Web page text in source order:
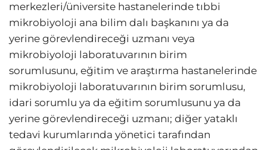
merkezleri/üniversite hastanelerinde tıbbi
mikrobiyoloji ana bilim dalı başkanını ya da
yerine görevlendireceği uzmanı veya
mikrobiyoloji laboratuvarının birim
sorumlusunu, eğitim ve araştırma hastanelerinde
mikrobiyoloji laboratuvarının birim sorumlusu,
idari sorumlu ya da eğitim sorumlusunu ya da
yerine görevlendireceği uzmanı; diğer yataklı
tedavi kurumlarında yönetici tarafından